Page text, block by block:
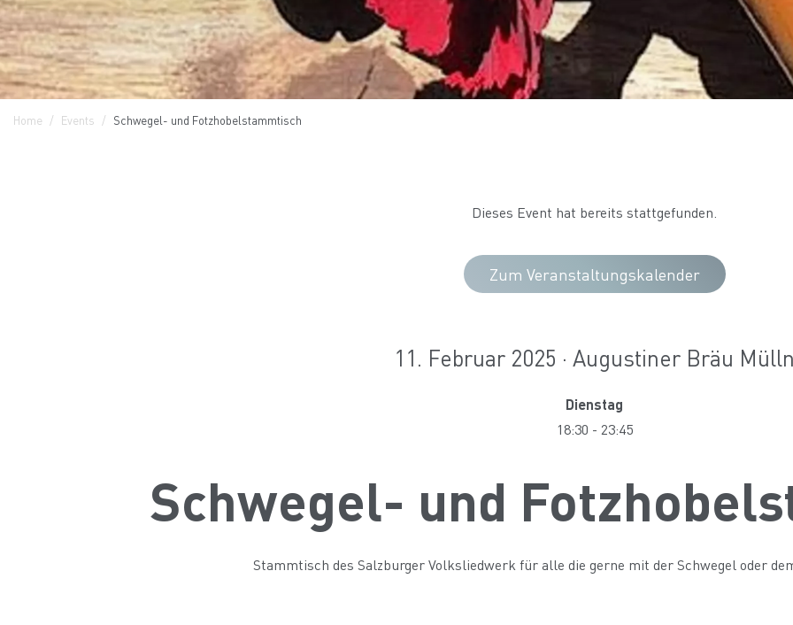
Home Events Schwegel- und Fotzhobelstammtisch
Dieses Event hat bereits stattgefunden.
Zum Veranstaltungskalender
11. Februar 2025 · Augustiner Bräu
Dienstag
18:30 - 23:45
Schwegel- und
Stammtisch des Salzburger Volksliedwerk für alle die gerne mit der Schwegel oder